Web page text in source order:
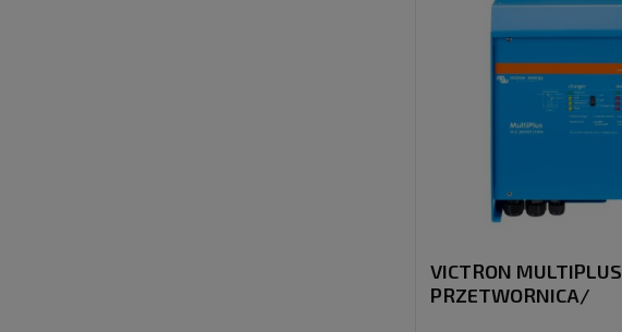
VICTRON MULTIPLUS
PRZETWORNICA/